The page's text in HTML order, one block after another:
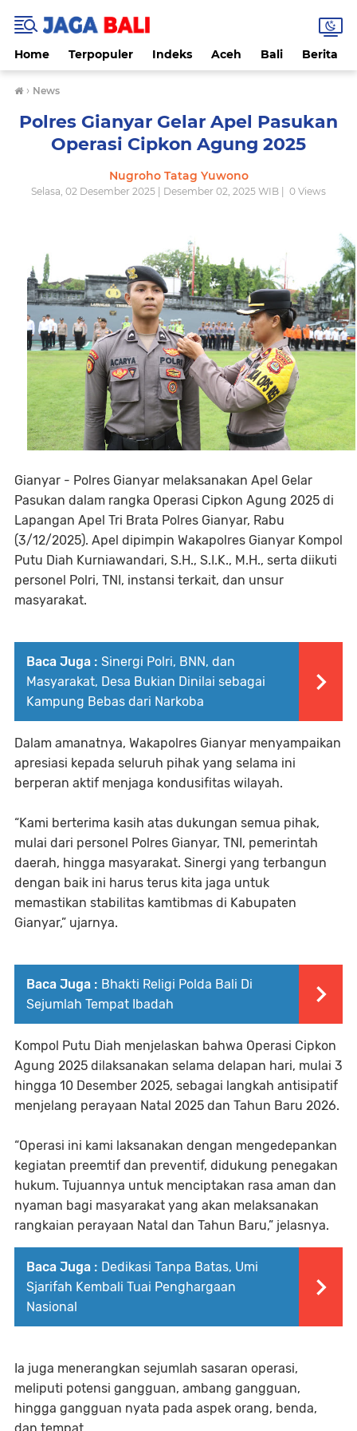
Home Terpopuler Indeks Aceh Bali Berita
› News
Polres Gianyar Gelar Apel Pasukan
Operasi Cipkon Agung 2025
Nugroho Tatag Yuwono
Selasa, 02 Desember 2025 | Desember 02, 2025 WIB | 0 Views
Gianyar - Polres Gianyar melaksanakan Apel Gelar
Pasukan dalam rangka Operasi Cipkon Agung 2025 di
Lapangan Apel Tri Brata Polres Gianyar, Rabu
(3/12/2025). Apel dipimpin Wakapolres Gianyar Kompol
Putu Diah Kurniawandari, S.H., S.I.K., M.H., serta diikuti
personel Polri, TNI, instansi terkait, dan unsur
masyarakat.
Baca Juga : Sinergi Polri, BNN, dan
Masyarakat, Desa Bukian Dinilai sebagai
Kampung Bebas dari Narkoba
Dalam amanatnya, Wakapolres Gianyar menyampaikan
apresiasi kepada seluruh pihak yang selama ini
berperan aktif menjaga kondusifitas wilayah.
“Kami berterima kasih atas dukungan semua pihak,
mulai dari personel Polres Gianyar, TNI, pemerintah
daerah, hingga masyarakat. Sinergi yang terbangun
dengan baik ini harus terus kita jaga untuk
memastikan stabilitas kamtibmas di Kabupaten
Gianyar,” ujarnya.
Baca Juga : Bhakti Religi Polda Bali Di
Sejumlah Tempat Ibadah
Kompol Putu Diah menjelaskan bahwa Operasi Cipkon
Agung 2025 dilaksanakan selama delapan hari, mulai 3
hingga 10 Desember 2025, sebagai langkah antisipatif
menjelang perayaan Natal 2025 dan Tahun Baru 2026.
“Operasi ini kami laksanakan dengan mengedepankan
kegiatan preemtif dan preventif, didukung penegakan
hukum. Tujuannya untuk menciptakan rasa aman dan
nyaman bagi masyarakat yang akan melaksanakan
rangkaian perayaan Natal dan Tahun Baru,” jelasnya.
Baca Juga : Dedikasi Tanpa Batas, Umi
Sjarifah Kembali Tuai Penghargaan
Nasional
Ia juga menerangkan sejumlah sasaran operasi,
meliputi potensi gangguan, ambang gangguan,
hingga gangguan nyata pada aspek orang, benda,